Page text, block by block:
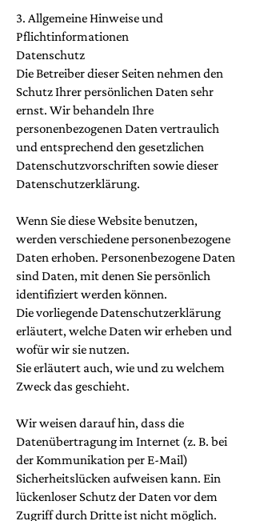
3. Allgemeine Hinweise und
Pflichtinformationen
Datenschutz
Die Betreiber dieser Seiten nehmen den
Schutz Ihrer persönlichen Daten sehr
ernst. Wir behandeln Ihre
personenbezogenen Daten vertraulich
und entsprechend den gesetzlichen
Datenschutzvorschriften sowie dieser
Datenschutzerklärung.
Wenn Sie diese Website benutzen,
werden verschiedene personenbezogene
Daten erhoben. Personenbezogene Daten
sind Daten, mit denen Sie persönlich
identifiziert werden können.
Die vorliegende Datenschutzerklärung
erläutert, welche Daten wir erheben und
wofür wir sie nutzen.
Sie erläutert auch, wie und zu welchem
Zweck das geschieht.
Wir weisen darauf hin, dass die
Datenübertragung im Internet (z. B. bei
der Kommunikation per E-Mail)
Sicherheitslücken aufweisen kann. Ein
lückenloser Schutz der Daten vor dem
Zugriff durch Dritte ist nicht möglich.